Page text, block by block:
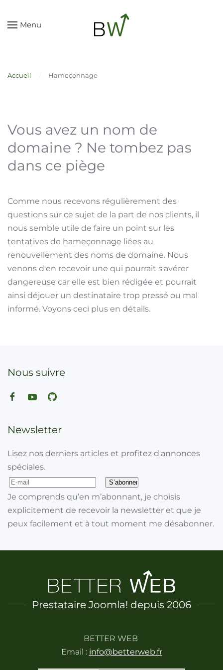
Skip to main content
Menu
Accueil Hameçonnage
Vous avez un nom de
domaine ? Ne tombez pas
dans ce piège
Comme nous recevons régulièrement des
questions sur ce sujet de la part de nos clients, il
nous semble utile de faire un point sur les
tentatives de hameçonnage liées au
renouvellement des noms de domaine. Nous
venons d'en recevoir une qui pourrait s'avérer
dangereuse car elle est bien rédigée et pourrait
ainsi déjouer un destinataire trop pressé ou mal
informé. Voyons ceci plus en détails.
Nous suivre
Newsletter
Lisez nos derniers articles et profitez d'annonces
spéciales.
Je comprends qu’en m’abonnant, je choisis
explicitement de recevoir la newsletter et que je
peux facilement et à tout moment me désabonner.
Prestataire Joomla! depuis 2006
BETTER WEB
Email : info@betterweb.fr